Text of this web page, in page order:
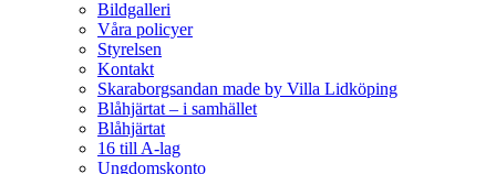
Bildgalleri
Våra policyer
Styrelsen
Kontakt
Skaraborgsandan made by Villa Lidköping
Blåhjärtat – i samhället
Blåhjärtat
16 till A-lag
Ungdomskonto